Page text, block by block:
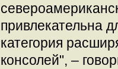
привлекательна
категория
консолей", –